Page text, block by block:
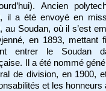
Ancien
il a été envoyé en
au Soudan, où il s’est
en 1893, mettant
entrer le Soudan
Il a été nommé
de division, en 1900,
et les honneurs